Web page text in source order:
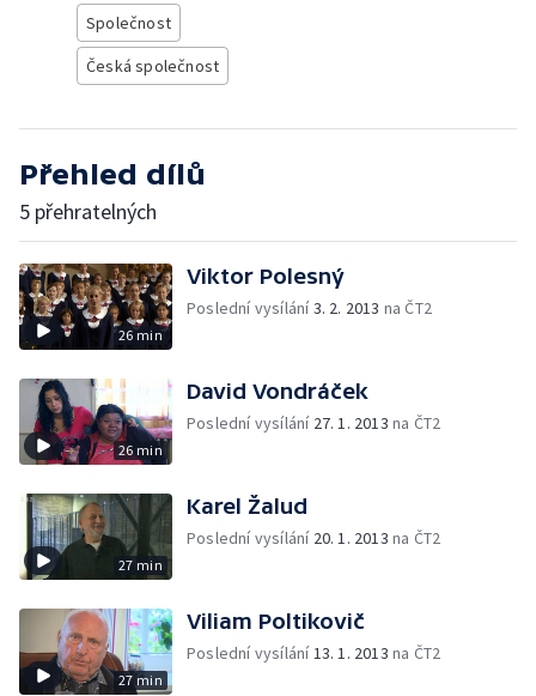
Společnost
Česká společnost
Přehled dílů
5 přehratelných
26 min
Viktor Polesný
Poslední vysílání3. 2. 2013 na ČT2
26 min
David Vondráček
Poslední vysílání 27. 1. 2013 na ČT2
27 min
Karel Žalud
Poslední vysílání 20. 1. 2013 na ČT2
27 min
Viliam Poltikovič
Poslední vysílání13. 1. 2013 na ČT2